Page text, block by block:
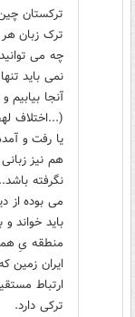
ترکستان
ترک زبان
چه می
نمی باید
آنجا بیابیم
(...اختلاف
یا رفت و
هم نیز
نگرفته
می بوده از
باید خواند و
منطقه یِ
ایران زمین
ارتباط
ترکی دارد.